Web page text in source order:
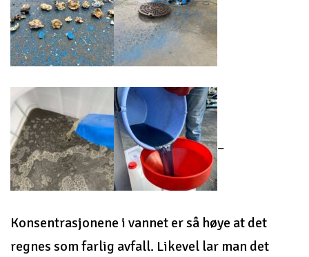
–
Konsentrasjonene i vannet er så høye at det
regnes som farlig avfall. Likevel lar man det